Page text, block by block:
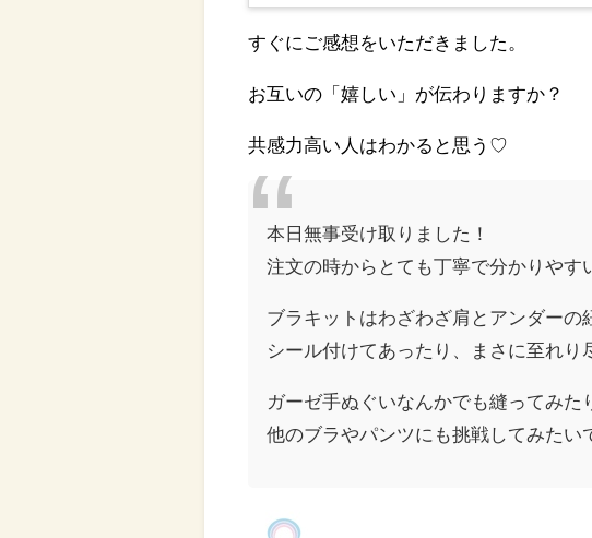
すぐにご感想をいただきました。
お互いの「嬉しい」が伝わりますか？
共感力高い人はわかると思う♡
本日無事受け取りました！
注文の時からとても丁寧で分かりやす
ブラキットはわざわざ肩とアンダーの
シール付けてあったり、まさに至れり
ガーゼ手ぬぐいなんかでも縫ってみた
他のブラやパンツにも挑戦してみたい